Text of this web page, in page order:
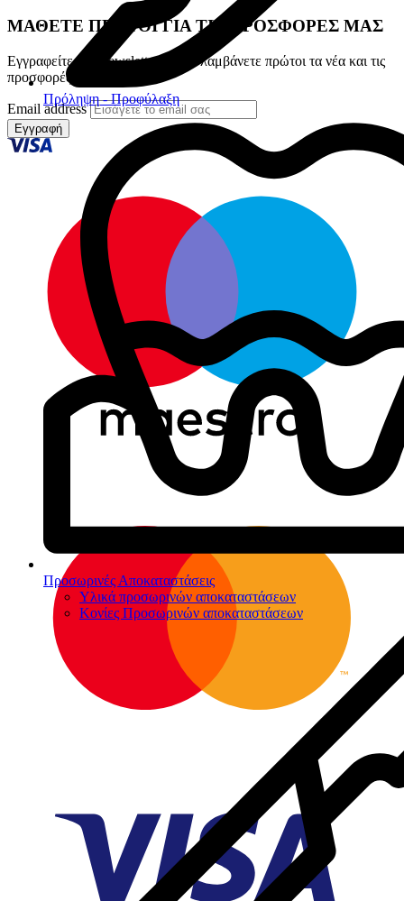
Πρόληψη - Προφύλαξη
Προσωρινές Αποκαταστάσεις
Υλικά προσωρινών αποκαταστάσεων
Κονίες Προσωρινών αποκαταστάσεων
ΜΑΘΕΤΕ ΠΡΩΤΟΙ ΓΙΑ ΤΙΣ ΠΡΟΣΦΟΡΕΣ ΜΑΣ
Εγγραφείτε στο newsletter για να λαμβάνετε πρώτοι τα νέα και τις
προσφορές μας
Email address
Εγγραφή